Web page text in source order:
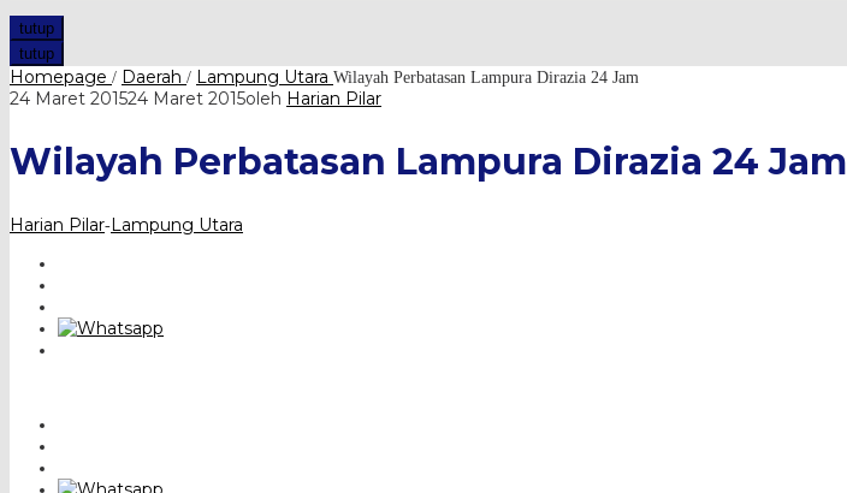
tutup
tutup
Homepage / Daerah / Lampung Utara Wilayah Perbatasan Lampura Dirazia 24 Jam
24 Maret 201524 Maret 2015oleh Harian Pilar
Wilayah Perbatasan Lampura Dirazia 24 Jam
Harian Pilar-Lampung Utara